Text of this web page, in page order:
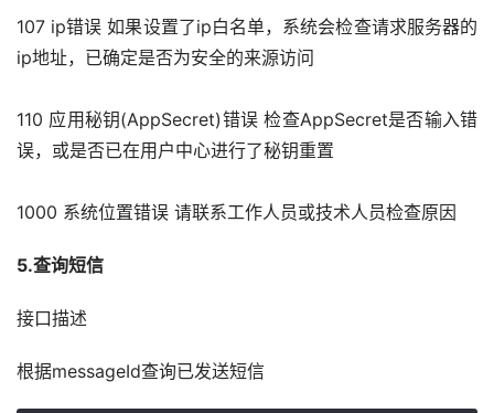
107 ip错误 如果设置了ip白名单，系统会检查请求服务器的
ip地址，已确定是否为安全的来源访问
110 应用秘钥(AppSecret)错误 检查AppSecret是否输入错
误，或是否已在用户中心进行了秘钥重置
1000 系统位置错误 请联系工作人员或技术人员检查原因
5.查询短信
接口描述
根据messageId查询已发送短信